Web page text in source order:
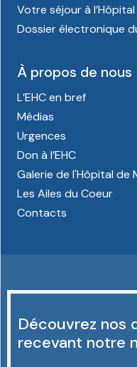
Votre séjour à
Dossier électronique
À propos de nous
L’EHC en bref
Médias
Urgences
Don à l’EHC
Galerie de l'Hôpital de
Les Ailes du Coeur
Contacts
Découvrez nos
recevant notre